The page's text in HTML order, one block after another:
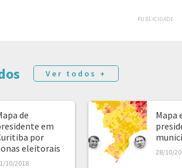
PUBLICIDADE
Ver todos +
de
em
por
eleitorais
10/2018
Mapa
28/10/